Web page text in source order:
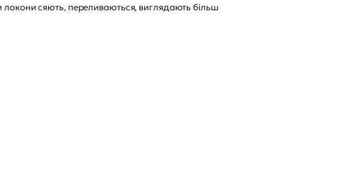
локони сяють, переливаються, виглядають більш